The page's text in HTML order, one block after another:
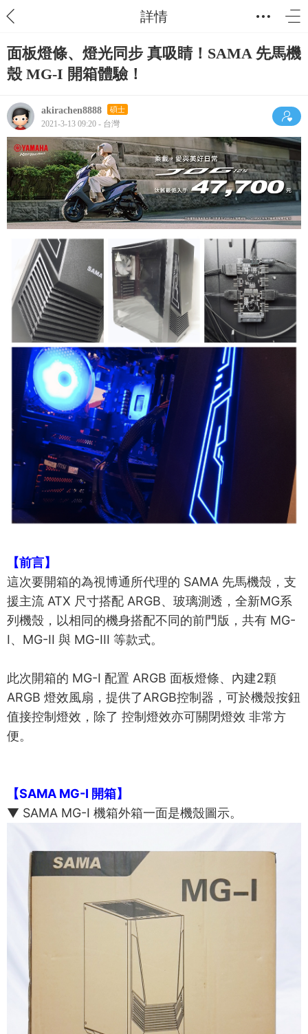
詳情
面板燈條、燈光同步 真吸睛！SAMA 先馬機
殼 MG-I 開箱體驗！
akirachen8888 碩士
2021-3-13 09:20 - 台灣
【前言】
這次要開箱的為視博通所代理的 SAMA 先馬機殼，支
援主流 ATX 尺寸搭配 ARGB、玻璃測透，全新MG系
列機殼，以相同的機身搭配不同的前門版，共有 MG-
I、MG-II 與 MG-III 等款式。
此次開箱的 MG-I 配置 ARGB 面板燈條、內建2顆
ARGB 燈效風扇，提供了ARGB控制器，可於機殼按鈕
值接控制燈效，除了 控制燈效亦可關閉燈效 非常方
便。
【SAMA MG-I 開箱】
▼ SAMA MG-I 機箱外箱一面是機殼圖示。